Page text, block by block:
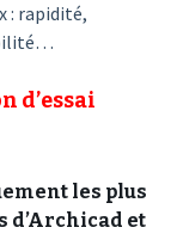
: rapidité,
d’essai
les plus
d’Archicad et